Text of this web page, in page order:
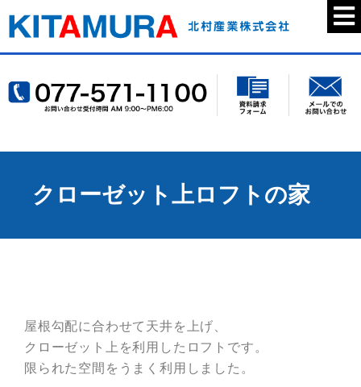
クローゼット上ロフトの家
屋根勾配に合わせて天井を上げ、
クローゼット上を利用したロフトです。
限られた空間をうまく利用しました。